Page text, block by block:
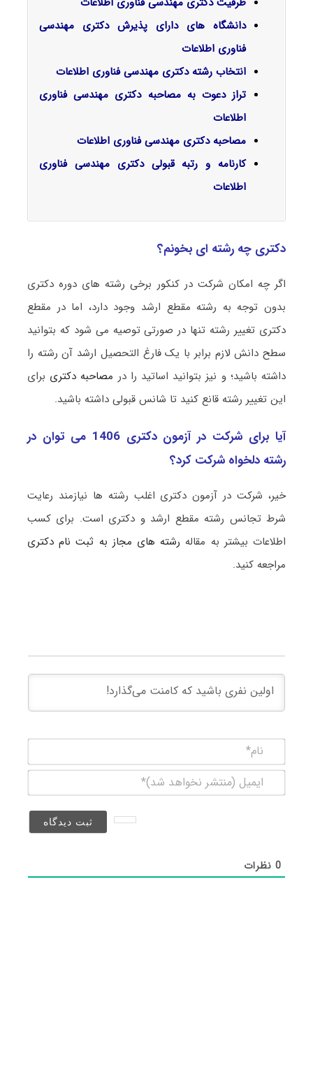
دانشگاه های دارای پذیرش دکتری مهندسی
فناوری اطلاعات
انتخاب رشته دکتری مهندسی فناوری اطلاعات
تراز دعوت به مصاحبه دکتری مهندسی فناوری
اطلاعات
مصاحبه دکتری مهندسی فناوری اطلاعات
کارنامه و رتبه قبولی دکتری مهندسی فناوری
اطلاعات
دکتری چه رشته ای بخونم؟
اگر چه امکان شرکت در کنکور برخی رشته های دوره دکتری
بدون توجه به رشته مقطع ارشد وجود دارد، اما در مقطع
دکتری تغییر رشته تنها در صورتی توصیه می شود که بتوانید
سطح دانش لازم برابر با یک فارغ التحصیل ارشد آن رشته را
داشته باشید؛ و نیز بتوانید اساتید را در مصاحبه دکتری برای
این تغییر رشته قانع کنید تا شانس قبولی داشته باشید.
آیا برای شرکت در آزمون دکتری 1406 می توان در
رشته دلخواه شرکت کرد؟
خیر، شرکت در آزمون دکتری اغلب رشته ها نیازمند رعایت
شرط تجانس رشته مقطع ارشد و دکتری است. برای کسب
اطلاعات بیشتر به مقاله رشته های مجاز به ثبت نام دکتری
مراجعه کنید.
(منتشر
0نظرات